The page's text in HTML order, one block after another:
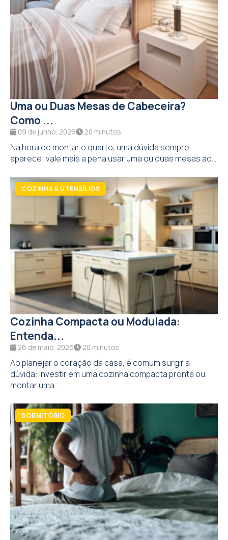
Uma ou Duas Mesas de Cabeceira?
Como ...
09 de junho, 2026 20 minutos
Na hora de montar o quarto, uma dúvida sempre
aparece: vale mais a pena usar uma ou duas mesas ao...
COZINHA & UTENSÍLIOS
Cozinha Compacta ou Modulada:
Entenda...
26 de maio, 2026 20 minutos
Ao planejar o coração da casa, é comum surgir a
dúvida: investir em uma cozinha compacta pronta ou
montar uma...
DORMITÓRIO